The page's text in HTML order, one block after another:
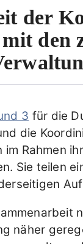
der
den
3 für die
die
Rahmen
Sie teilen
näher